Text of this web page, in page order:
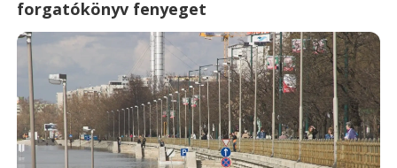
forgatókönyv fenyeget